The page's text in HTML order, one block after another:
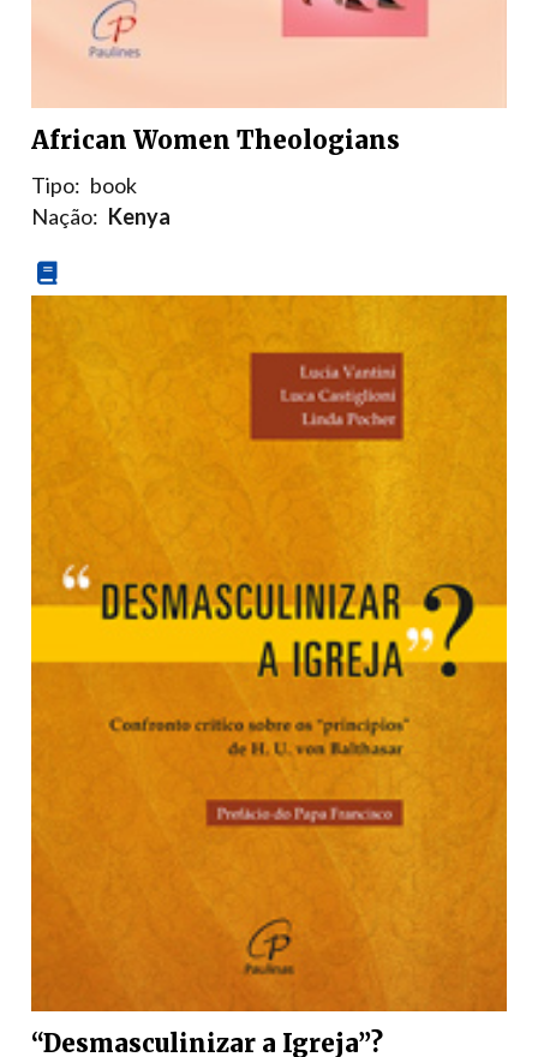
African Women Theologians
Tipo: book
Nação: Kenya
“Desmasculinizar a Igreja”?